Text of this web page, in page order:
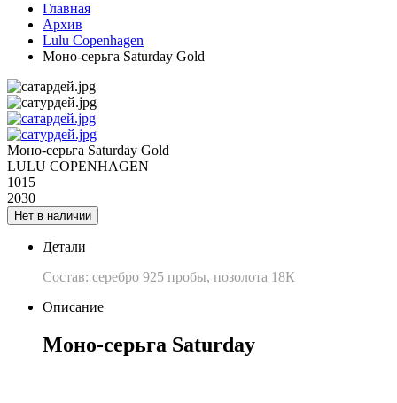
Главная
Архив
Lulu Copenhagen
Моно-серьга Saturday Gold
Моно-серьга Saturday Gold
LULU COPENHAGEN
1015
2030
Нет в наличии
Детали
Состав: серебро 925 пробы, позолота 18К
Описание
Моно-серьга Saturday